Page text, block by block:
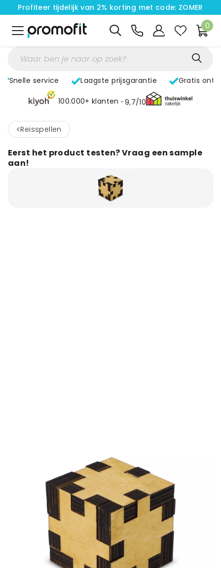
Profiteer tijdelijk van 2% korting met code: ZOMER
0
Snelle service Laagste prijsgarantie Gratis
100.000+ klanten 9,7/10
< Reisspellen
Eerst het product testen? Vraag een sample
aan!